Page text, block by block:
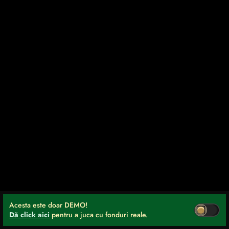
Acesta este doar DEMO!
Dă click aici pentru a juca cu fonduri reale.